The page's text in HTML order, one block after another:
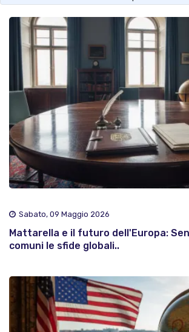
Sabato, 09 Maggio 2026
Mattarella e il futuro dell'Europa:
comuni le sfide globali..